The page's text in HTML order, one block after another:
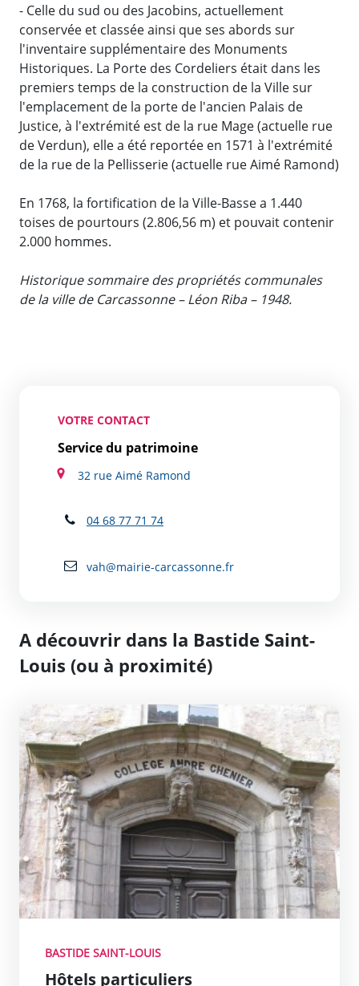
- Celle du sud ou des Jacobins, actuellement
conservée et classée ainsi que ses abords sur
l'inventaire supplémentaire des Monuments
Historiques. La Porte des Cordeliers était dans les
premiers temps de la construction de la Ville sur
l'emplacement de la porte de l'ancien Palais de
Justice, à l'extrémité est de la rue Mage (actuelle rue
de Verdun), elle a été reportée en 1571 à l'extrémité
de la rue de la Pellisserie (actuelle rue Aimé Ramond)
En 1768, la fortification de la Ville-Basse a 1.440
toises de pourtours (2.806,56 m) et pouvait contenir
2.000 hommes.
Historique sommaire des propriétés communales
de la ville de Carcassonne – Léon Riba – 1948.
VOTRE CONTACT
Service du patrimoine
32 rue Aimé Ramond
04 68 77 71 74
vah@mairie-carcassonne.fr
A découvrir dans la Bastide Saint-
Louis (ou à proximité)
Hôtels particuliers
no_link
BASTIDE SAINT-LOUIS
Hôtels particuliers